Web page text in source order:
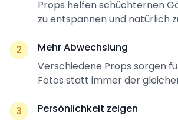
Props helfen schüchternen
zu entspannen und natürlich
2
Mehr Abwechslung
Verschiedene Props sorgen
Fotos statt immer der
3
Persönlichkeit zeigen